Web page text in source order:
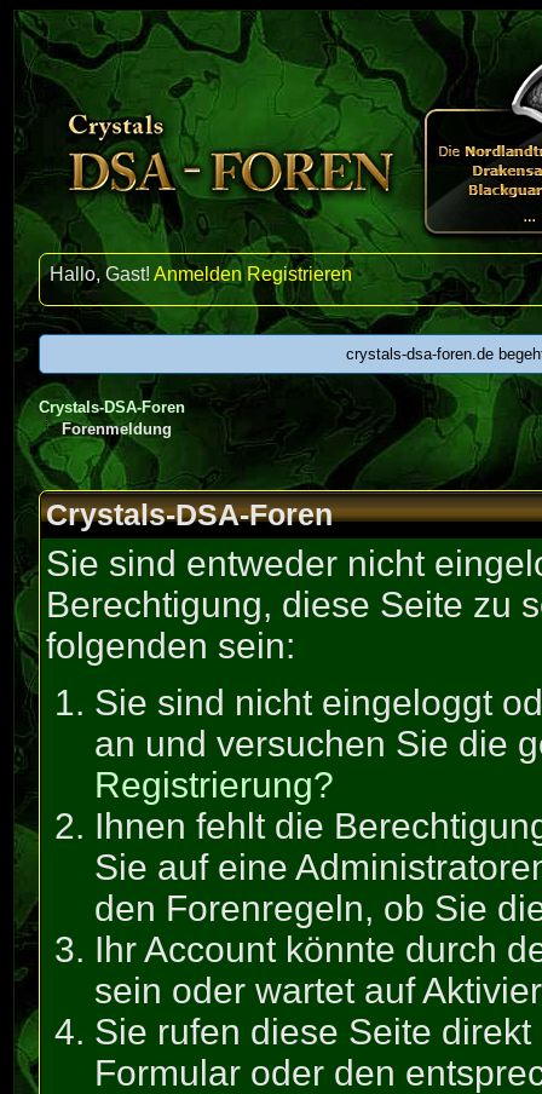
Hallo, Gast!Anmelden Registrieren
crystals-dsa-foren.de
Crystals-DSA-Foren
Forenmeldung
Crystals-DSA-Foren
Sie sind entweder nicht
Berechtigung, diese Seite zu
folgenden sein:
Sie sind nicht eingeloggt
an und versuchen Sie die
Registrierung?
Ihnen fehlt die
Sie auf eine
den Forenregeln, ob Sie
Ihr Account könnte durch
sein oder wartet auf
Sie rufen diese Seite
Formular oder den